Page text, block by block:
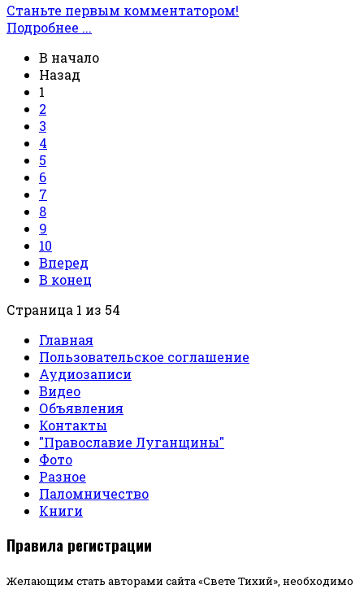
Станьте первым комментатором!
Подробнее ...
В начало
Назад
1
2
3
4
5
6
7
8
9
10
Вперед
В конец
Страница 1 из 54
Главная
Пользовательское соглашение
Аудиозаписи
Видео
Объявления
Контакты
"Православие Луганщины"
Фото
Разное
Паломничество
Книги
Правила регистрации
Желающим стать авторами сайта «Свете Тихий», необходимо